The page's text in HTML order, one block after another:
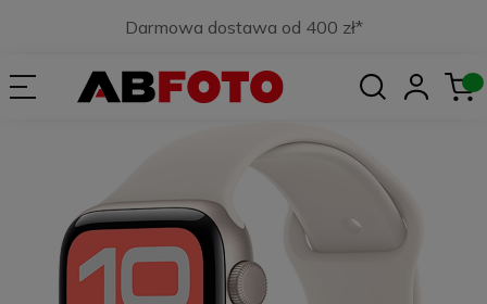
Darmowa dostawa od 400 zł*